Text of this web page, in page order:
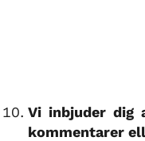
Vi inbjuder dig
kommentarer